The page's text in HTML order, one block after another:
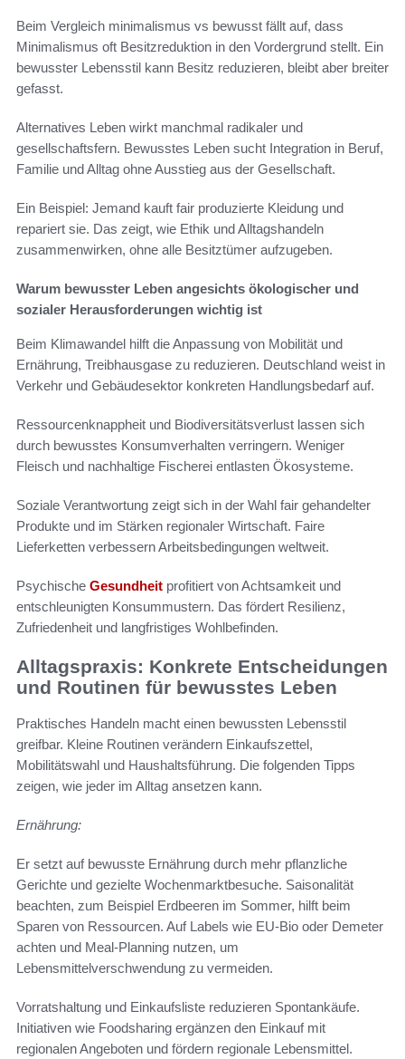
Beim Vergleich minimalismus vs bewusst fällt auf, dass
Minimalismus oft Besitzreduktion in den Vordergrund stellt. Ein
bewusster Lebensstil kann Besitz reduzieren, bleibt aber breiter
gefasst.
Alternatives Leben wirkt manchmal radikaler und
gesellschaftsfern. Bewusstes Leben sucht Integration in Beruf,
Familie und Alltag ohne Ausstieg aus der Gesellschaft.
Ein Beispiel: Jemand kauft fair produzierte Kleidung und
repariert sie. Das zeigt, wie Ethik und Alltagshandeln
zusammenwirken, ohne alle Besitztümer aufzugeben.
Warum bewusster Leben angesichts ökologischer und
sozialer Herausforderungen wichtig ist
Beim Klimawandel hilft die Anpassung von Mobilität und
Ernährung, Treibhausgase zu reduzieren. Deutschland weist in
Verkehr und Gebäudesektor konkreten Handlungsbedarf auf.
Ressourcenknappheit und Biodiversitätsverlust lassen sich
durch bewusstes Konsumverhalten verringern. Weniger
Fleisch und nachhaltige Fischerei entlasten Ökosysteme.
Soziale Verantwortung zeigt sich in der Wahl fair gehandelter
Produkte und im Stärken regionaler Wirtschaft. Faire
Lieferketten verbessern Arbeitsbedingungen weltweit.
Psychische Gesundheit profitiert von Achtsamkeit und
entschleunigten Konsummustern. Das fördert Resilienz,
Zufriedenheit und langfristiges Wohlbefinden.
Alltagspraxis: Konkrete Entscheidungen
und Routinen für bewusstes Leben
Praktisches Handeln macht einen bewussten Lebensstil
greifbar. Kleine Routinen verändern Einkaufszettel,
Mobilitätswahl und Haushaltsführung. Die folgenden Tipps
zeigen, wie jeder im Alltag ansetzen kann.
Ernährung:
Er setzt auf bewusste Ernährung durch mehr pflanzliche
Gerichte und gezielte Wochenmarktbesuche. Saisonalität
beachten, zum Beispiel Erdbeeren im Sommer, hilft beim
Sparen von Ressourcen. Auf Labels wie EU-Bio oder Demeter
achten und Meal-Planning nutzen, um
Lebensmittelverschwendung zu vermeiden.
Vorratshaltung und Einkaufsliste reduzieren Spontankäufe.
Initiativen wie Foodsharing ergänzen den Einkauf mit
regionalen Angeboten und fördern regionale Lebensmittel.